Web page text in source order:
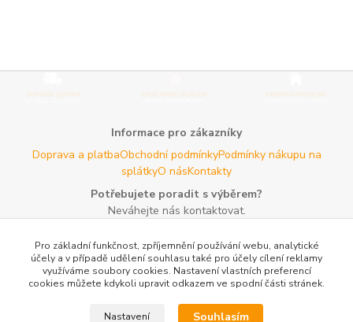
Informace pro zákazníky
Doprava a platbaObchodní podmínkyPodmínky nákupu na
splátkyO násKontakty
Potřebujete poradit s výběrem?
Neváhejte nás kontaktovat.
Email:info@agroczechia.cz- kdykoliv
Užitečné informace
lesníckeho náradia a potrieb
Formulář odstoupení o
Pro základní funkčnost, zpříjemnění používání webu, analytické
účely a v případě udělení souhlasu také pro účely cílení reklamy
využíváme soubory cookies. Nastavení vlastních preferencí
cookies můžete kdykoli upravit odkazem ve spodní části stránek.
Nastavení Souhlasím